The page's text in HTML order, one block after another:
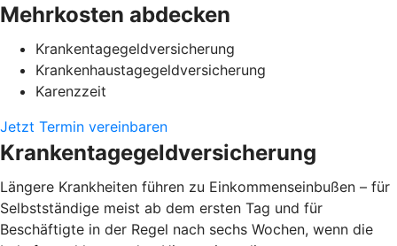
Mehrkosten abdecken
Krankentagegeldversicherung
Krankenhaustagegeldversicherung
Karenzzeit
Jetzt Termin vereinbaren
Krankentagegeldversicherung
Längere Krankheiten führen zu Einkommenseinbußen – für
Selbstständige meist ab dem ersten Tag und für
Beschäftigte in der Regel nach sechs Wochen, wenn die